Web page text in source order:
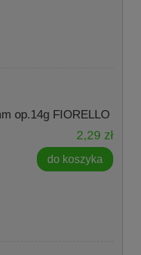
op.14g FIORELLO
2,29 zł
do koszyka